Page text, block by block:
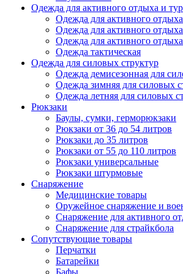
Одежда для активного отдыха и
Одежда для активного
Одежда для активного
Одежда для активного
Одежда тактическая
Одежда для силовых структур
Одежда демисезонная для
Одежда зимняя для силовых
Одежда летняя для силовых
Рюкзаки
Баулы, сумки, герморюкзаки
Рюкзаки от 36 до 54 литров
Рюкзаки до 35 литров
Рюкзаки от 55 до 110 литров
Рюкзаки универсальные
Рюкзаки штурмовые
Снаряжение
Медицинские товары
Оружейное снаряжение и
Снаряжение для активного
Снаряжение для страйкбола
Сопутствующие товары
Перчатки
Батарейки
Бафы